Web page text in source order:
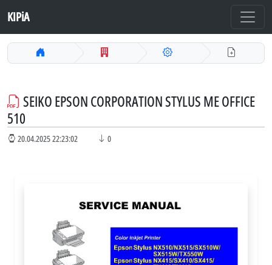
KIPiA
SEIKO EPSON CORPORATION STYLUS ME OFFICE
510
20.04.2025 22:23:02 0